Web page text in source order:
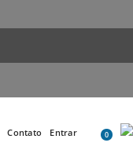
Contato Entrar 0